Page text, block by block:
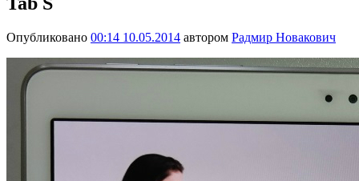
Опубликовано 00:14 10.05.2014 автором Радмир Новакович